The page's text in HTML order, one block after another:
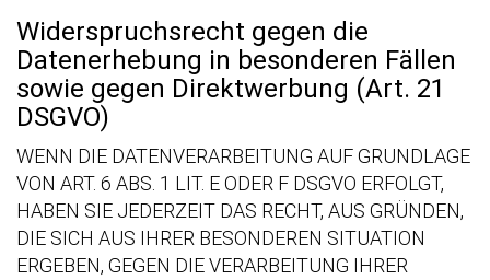
Widerspruchsrecht gegen die
Datenerhebung in besonderen Fällen
sowie gegen Direktwerbung (Art. 21
DSGVO)
WENN DIE DATENVERARBEITUNG AUF GRUNDLAGE
VON ART. 6 ABS. 1 LIT. E ODER F DSGVO ERFOLGT,
HABEN SIE JEDERZEIT DAS RECHT, AUS GRÜNDEN,
DIE SICH AUS IHRER BESONDEREN SITUATION
ERGEBEN, GEGEN DIE VERARBEITUNG IHRER